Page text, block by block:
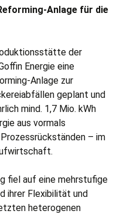
Anlage für die
der
Energie eine
Anlage zur
geplant und
mind. 1,7 Mio. kWh
aus vormals
– im
fiel auf eine mehrstufige
ihrer Flexibilität und
heterogenen